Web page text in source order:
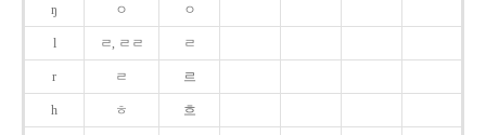
ŋ ㅇ ㅇ
l ㄹ, ㄹㄹ ㄹ
r ㄹ 르
h ㅎ 흐